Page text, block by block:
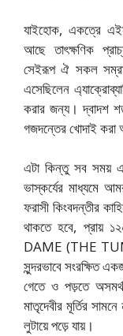
যাইহোক, একত্রে
আছে তাৎক্ষণিক
সেইরূপ ঐ সকল
এসেছিলেন
করার জন্য। দ্বাদশ
গজদন্তের খোদাই
এটা কিন্তু সব সময়
ভাস্কর্যের মাধ্যমে
ফরাসী কিংবদন্তীর
থাকতে হবে, প্রায়
DAME (THE
সুন্দরভাবে সংরক্ষিত
গেতে ও পড়তে
মাতৃদেবীর মূর্তির
লুটায়ে পড়ে যায়।